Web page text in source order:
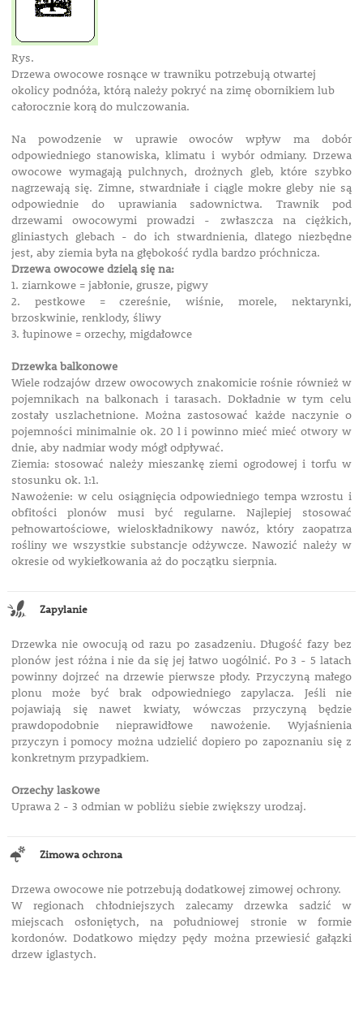
Rys.
Drzewa owocowe rosnące w trawniku potrzebują otwartej
okolicy podnóża, którą należy pokryć na zimę obornikiem lub
całorocznie korą do mulczowania.
Na powodzenie w uprawie owoców wpływ ma dobór
odpowiedniego stanowiska, klimatu i wybór odmiany. Drzewa
owocowe wymagają pulchnych, drożnych gleb, które szybko
nagrzewają się. Zimne, stwardniałe i ciągle mokre gleby nie są
odpowiednie do uprawiania sadownictwa. Trawnik pod
drzewami owocowymi prowadzi - zwłaszcza na ciężkich,
gliniastych glebach - do ich stwardnienia, dlatego niezbędne
jest, aby ziemia była na głębokość rydla bardzo próchnicza.
Drzewa owocowe dzielą się na:
1. ziarnkowe = jabłonie, grusze, pigwy
2. pestkowe = czereśnie, wiśnie, morele, nektarynki,
brzoskwinie, renklody, śliwy
3. łupinowe = orzechy, migdałowce
Drzewka balkonowe
Wiele rodzajów drzew owocowych znakomicie rośnie również w
pojemnikach na balkonach i tarasach. Dokładnie w tym celu
zostały uszlachetnione. Można zastosować każde naczynie o
pojemności minimalnie ok. 20 l i powinno mieć mieć otwory w
dnie, aby nadmiar wody mógł odpływać.
Ziemia: stosować należy mieszankę ziemi ogrodowej i torfu w
stosunku ok. 1:1.
Nawożenie: w celu osiągnięcia odpowiedniego tempa wzrostu i
obfitości plonów musi być regularne. Najlepiej stosować
pełnowartościowe, wieloskładnikowy nawóz, który zaopatrza
rośliny we wszystkie substancje odżywcze. Nawozić należy w
okresie od wykiełkowania aż do początku sierpnia.
Zapylanie
Drzewka nie owocują od razu po zasadzeniu. Długość fazy bez
plonów jest różna i nie da się jej łatwo uogólnić. Po 3 - 5 latach
powinny dojrzeć na drzewie pierwsze płody. Przyczyną małego
plonu może być brak odpowiedniego zapylacza. Jeśli nie
pojawiają się nawet kwiaty, wówczas przyczyną będzie
prawdopodobnie nieprawidłowe nawożenie. Wyjaśnienia
przyczyn i pomocy można udzielić dopiero po zapoznaniu się z
konkretnym przypadkiem.
Orzechy laskowe
Uprawa 2 - 3 odmian w pobliżu siebie zwiększy urodzaj.
Zimowa ochrona
Drzewa owocowe nie potrzebują dodatkowej zimowej ochrony.
W regionach chłodniejszych zalecamy drzewka sadzić w
miejscach osłoniętych, na południowej stronie w formie
kordonów. Dodatkowo między pędy można przewiesić gałązki
drzew iglastych.